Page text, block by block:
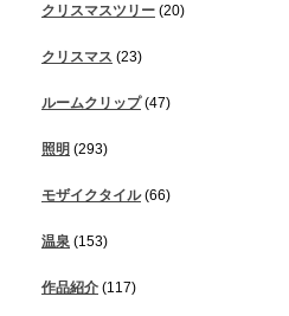
クリスマスツリー (20)
クリスマス (23)
ルームクリップ(47)
照明 (293)
モザイクタイル(66)
温泉 (153)
作品紹介 (117)